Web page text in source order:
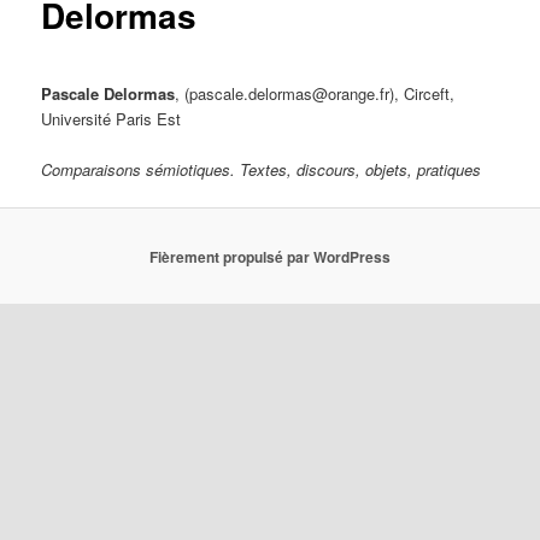
Delormas
Pascale Delormas, (pascale.delormas@orange.fr), Circeft,
Université Paris Est
Comparaisons sémiotiques. Textes, discours, objets, pratiques
Fièrement propulsé par WordPress